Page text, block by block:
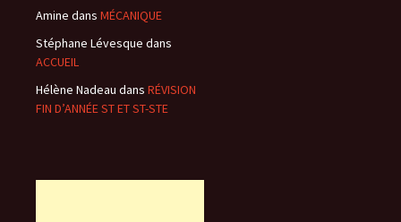
Amine dans MÉCANIQUE
Stéphane Lévesque dans
ACCUEIL
Hélène Nadeau dans RÉVISION
FIN D’ANNÉE ST ET ST-STE